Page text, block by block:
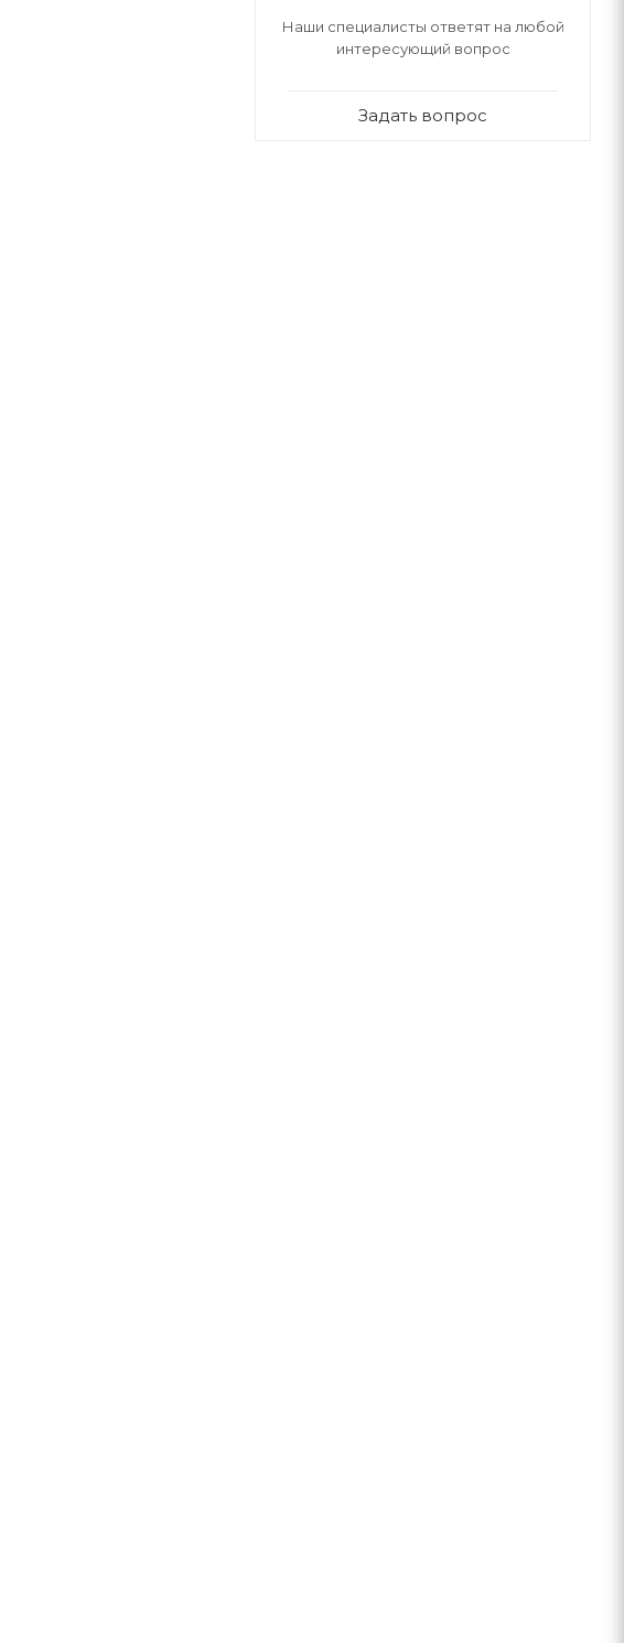
Наши специалисты ответят на любой
интересующий вопрос
Задать вопрос